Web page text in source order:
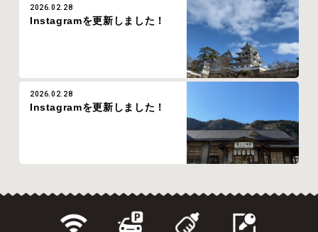
2026.02.28
Instagramを更新しました！
2026.02.28
Instagramを更新しました！